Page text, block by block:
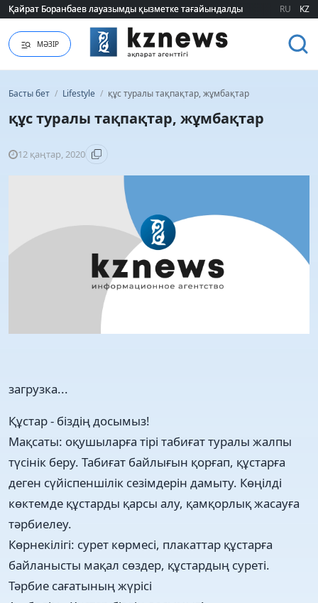
Қайрат Боранбаев лауазымды қызметке тағайындалды
Қайрат Боранбаев лауазымды қызметке тағайындалды RU KZ
МӘЗІР
Басты бет / Lifestyle / құс туралы тақпақтар, жұмбақтар
құс туралы тақпақтар, жұмбақтар
12 қаңтар, 2020
загрузка...
Құстар - біздің досымыз!
Мақсаты: оқушыларға тірі табиғат туралы жалпы
түсінік беру. Табиғат байлығын қорғап, құстарға
деген сүйіспеншілік сезімдерін дамыту. Көңілді
көктемде құстарды қарсы алу, қамқорлық жасауға
тәрбиелеу.
Көрнекілігі: сурет көрмесі, плакаттар құстарға
байланысты мақал сөздер, құстардың суреті.
Тәрбие сағатының жүрісі